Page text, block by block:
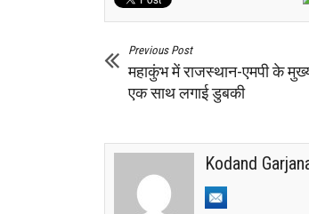
Previous Post
महाकुंभ में राजस्थान-एमपी के
एक साथ लगाई डुबकी
Kodand